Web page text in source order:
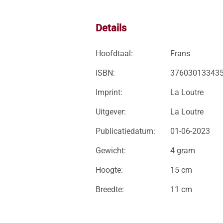
Details
Hoofdtaal: Frans
ISBN:
Imprint: La Loutre
Uitgever: La Loutre
Publicatiedatum: 01-06-2023
Gewicht: 4 gram
Hoogte: 15 cm
Breedte: 11 cm